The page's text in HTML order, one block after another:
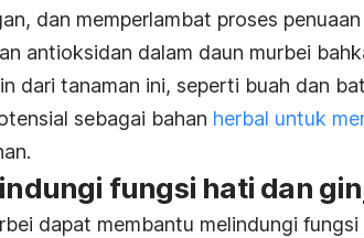
dan memperlambat proses penuaan
antioksidan dalam daun murbei
dari tanaman ini, seperti buah dan
sebagai bahan herbal untuk
fungsi hati dan
dapat membantu melindungi